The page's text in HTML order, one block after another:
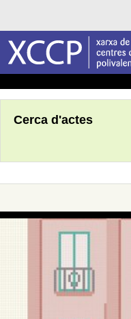
Cerca d'actes